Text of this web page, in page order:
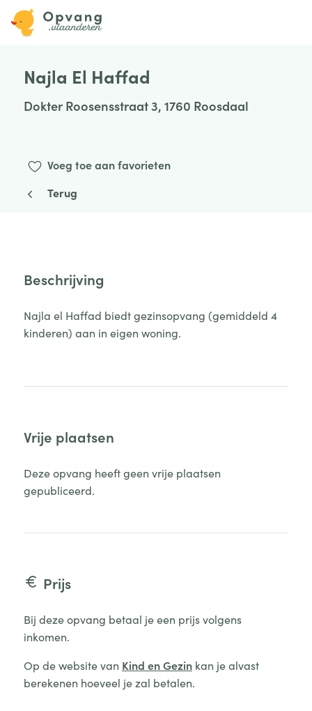
Najla El Haffad
Dokter Roosensstraat 3, 1760 Roosdaal
Voeg toe aan favorieten
Terug
Beschrijving
Najla el Haffad biedt gezinsopvang (gemiddeld 4
kinderen) aan in eigen woning.
Vrije plaatsen
Deze opvang heeft geen vrije plaatsen
gepubliceerd.
Prijs
Bij deze opvang betaal je een prijs volgens
inkomen.
Op de website van Kind en Gezinkan je alvast
berekenen hoeveel je zal betalen.